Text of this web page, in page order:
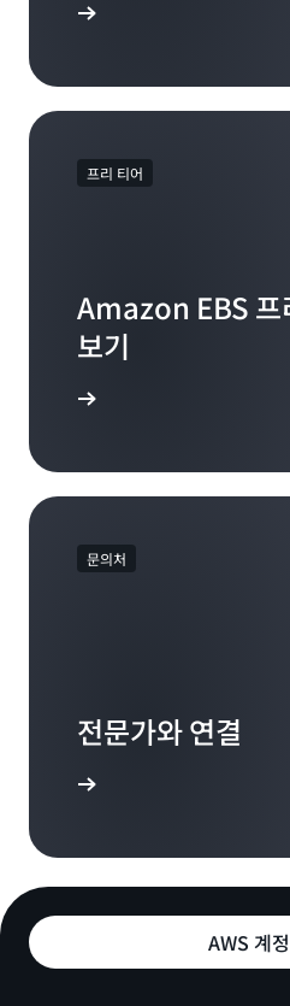
프리 티어
Amazon EBS 프
보기
문의처
전문가와 연결
AWS 계